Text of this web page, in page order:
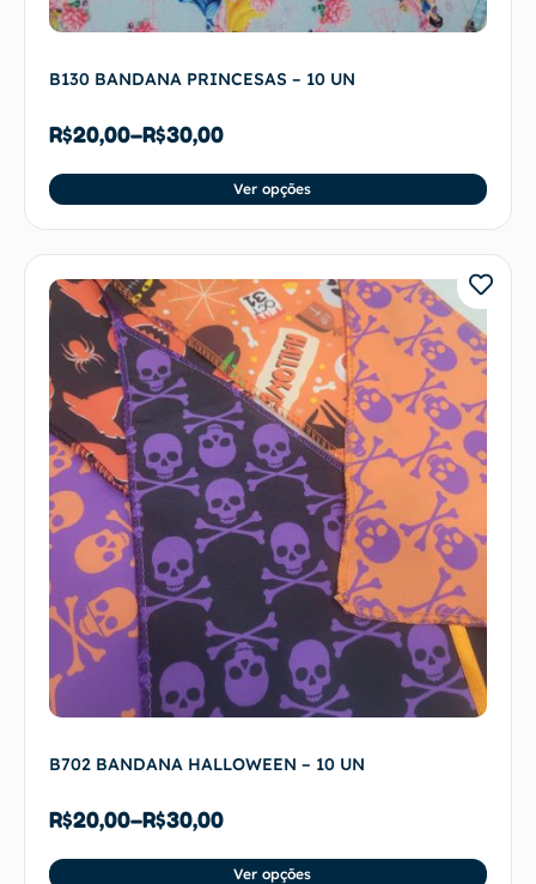
B130 BANDANA PRINCESAS – 10 UN
R$20,00–R$30,00
Ver opções
B702 BANDANA HALLOWEEN – 10 UN
R$20,00–R$30,00
Ver opções